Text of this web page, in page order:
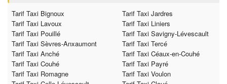
Tarif Taxi Bignoux
Tarif Taxi Jardres
Tarif Taxi Lavoux
Tarif Taxi Liniers
Tarif Taxi Pouillé
Tarif Taxi Savigny-Lévescault
Tarif Taxi Sèvres-Anxaumont
Tarif Taxi Tercé
Tarif Taxi Anché
Tarif Taxi Céaux-en-Couhé
Tarif Taxi Couhé
Tarif Taxi Payré
Tarif Taxi Romagne
Tarif Taxi Voulon